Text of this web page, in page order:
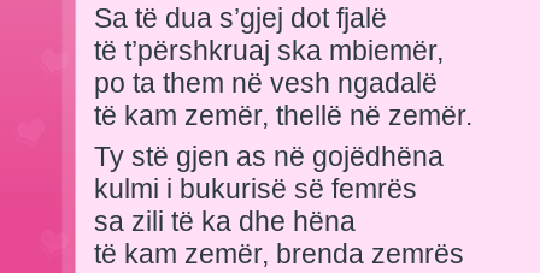
Sa të dua s’gjej dot fjalë
të t’përshkruaj ska mbiemër,
po ta them në vesh ngadalë
të kam zemër, thellë në zemër.
Ty stë gjen as në gojëdhëna
kulmi i bukurisë së femrës
sa zili të ka dhe hëna
të kam zemër, brenda zemrës